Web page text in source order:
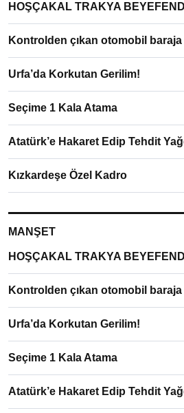
HOŞÇAKAL TRAKYA
Kontrolden çıkan otomobil baraja
Urfa’da Korkutan Gerilim!
Seçime 1 Kala Atama
Atatürk’e Hakaret Edip Tehdit
Kızkardeşe Özel Kadro
MANŞET
HOŞÇAKAL TRAKYA
Kontrolden çıkan otomobil baraja
Urfa’da Korkutan Gerilim!
Seçime 1 Kala Atama
Atatürk’e Hakaret Edip Tehdit